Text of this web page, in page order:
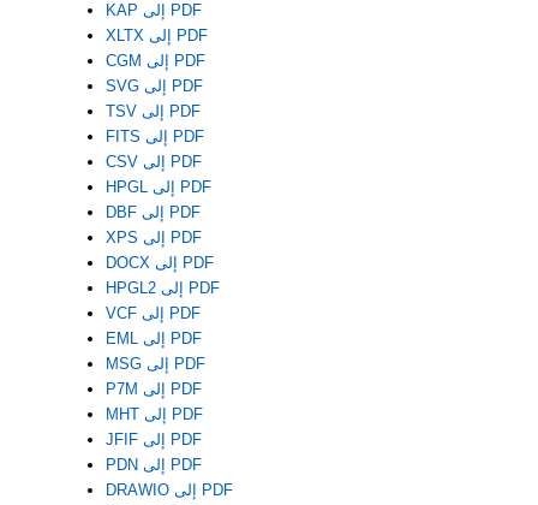
KAP إلى PDF
XLTX إلى PDF
CGM إلى PDF
SVG إلى PDF
TSV إلى PDF
FITS إلى PDF
CSV إلى PDF
HPGL إلى PDF
DBF إلى PDF
XPS إلى PDF
DOCX إلى PDF
HPGL2 إلى PDF
VCF إلى PDF
EML إلى PDF
MSG إلى PDF
P7M إلى PDF
MHT إلى PDF
JFIF إلى PDF
PDN إلى PDF
DRAWIO إلى PDF